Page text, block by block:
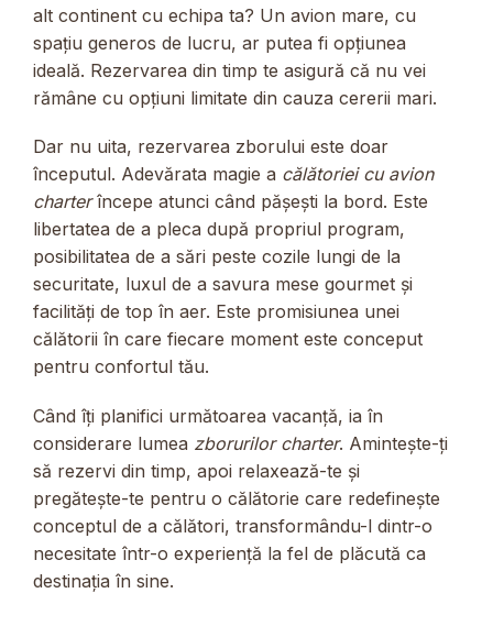
alt continent cu echipa ta? Un avion mare, cu
spațiu generos de lucru, ar putea fi opțiunea
ideală. Rezervarea din timp te asigură că nu vei
rămâne cu opțiuni limitate din cauza cererii mari.
Dar nu uita, rezervarea zborului este doar
începutul. Adevărata magie a călătoriei cu avion
charterîncepe atunci când pășești la bord. Este
libertatea de a pleca după propriul program,
posibilitatea de a sări peste cozile lungi de la
securitate, luxul de a savura mese gourmet și
facilități de top în aer. Este promisiunea unei
călătorii în care fiecare moment este conceput
pentru confortul tău.
Când îți planifici următoarea vacanță, ia în
considerare lumea zborurilor charter. Amintește-ți
să rezervi din timp, apoi relaxează-te și
pregătește-te pentru o călătorie care redefinește
conceptul de a călători, transformându-l dintr-o
necesitate într-o experiență la fel de plăcută ca
destinația în sine.